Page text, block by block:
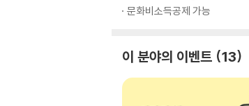
문화비소득공제 가능
이 분야의 이벤트 13